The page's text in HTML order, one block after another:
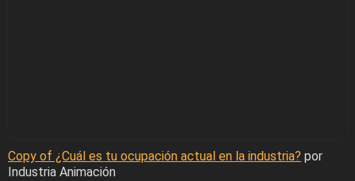
Copy of ¿Cuál es tu ocupación actual en la industria? por
Industria Animación